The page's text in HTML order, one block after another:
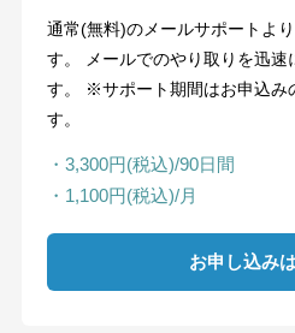
通常(無料)のメールサポートよ
す。 メールでのやり取りを迅
す。 ※サポート期間はお申込み
す。
・3,300円(税込)/90日間
・1,100円(税込)/月
お申し込み